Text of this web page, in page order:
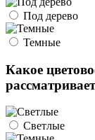
Под дерево
Темные
Какое
Светлые